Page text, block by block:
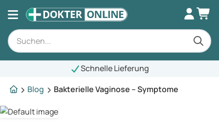
Schnelle Lieferung
Blog
Bakterielle Vaginose – Symptome